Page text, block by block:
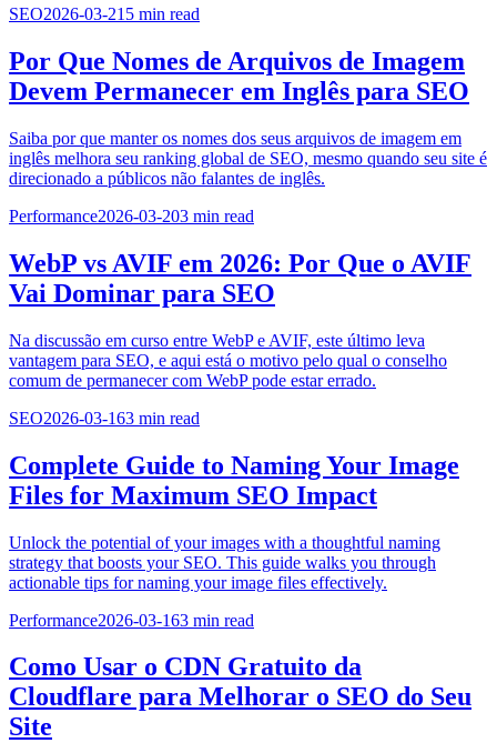
SEO2026-03-21 5 min read
Por Que Nomes de Arquivos de Imagem
Devem Permanecer em Inglês para SEO
Saiba por que manter os nomes dos seus arquivos de imagem em
inglês melhora seu ranking global de SEO, mesmo quando seu site é
direcionado a públicos não falantes de inglês.
Performance2026-03-203 min read
WebP vs AVIF em 2026: Por Que o AVIF
Vai Dominar para SEO
Na discussão em curso entre WebP e AVIF, este último leva
vantagem para SEO, e aqui está o motivo pelo qual o conselho
comum de permanecer com WebP pode estar errado.
SEO2026-03-163 min read
Complete Guide to Naming Your Image
Files for Maximum SEO Impact
Unlock the potential of your images with a thoughtful naming
strategy that boosts your SEO. This guide walks you through
actionable tips for naming your image files effectively.
Performance2026-03-163 min read
Como Usar o CDN Gratuito da
Cloudflare para Melhorar o SEO do Seu
Site